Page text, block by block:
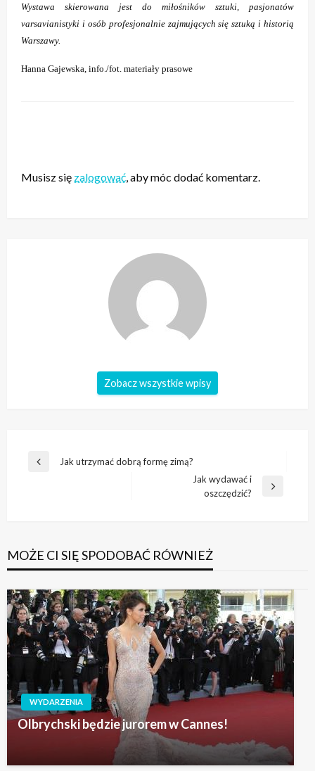
Wystawa skierowana jest do miłośników sztuki, pasjonatów
varsavianistyki i osób profesjonalnie zajmujących się sztuką i historią
Warszawy.
Hanna Gajewska, info./fot. materiały prasowe
Musisz się zalogować, aby móc dodać komentarz.
Zobacz wszystkie wpisy
Nawigacja
Poprzedni
Jak utrzymać dobrą formę zimą?
Jak wydawać i
oszczędzić?
MOŻE CI SIĘ SPODOBAĆ RÓWNIEŻ
WYDARZENIA
Olbrychski będzie jurorem w Cannes!